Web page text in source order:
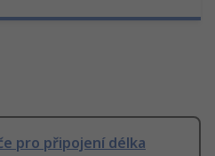
pro připojení délka